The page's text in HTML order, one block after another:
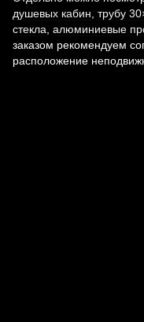
душевых кабин, трубу
стекла, алюминиевые
заказом рекомендуем
расположение